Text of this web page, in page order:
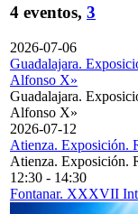
4 eventos, 3
2026-07-06
Guadalajara.
Alfonso X»
Guadalajara.
Alfonso X»
2026-07-12
Atienza. Exposición.
Atienza. Exposición.
12:30 - 14:30
Fontanar. XXXVII